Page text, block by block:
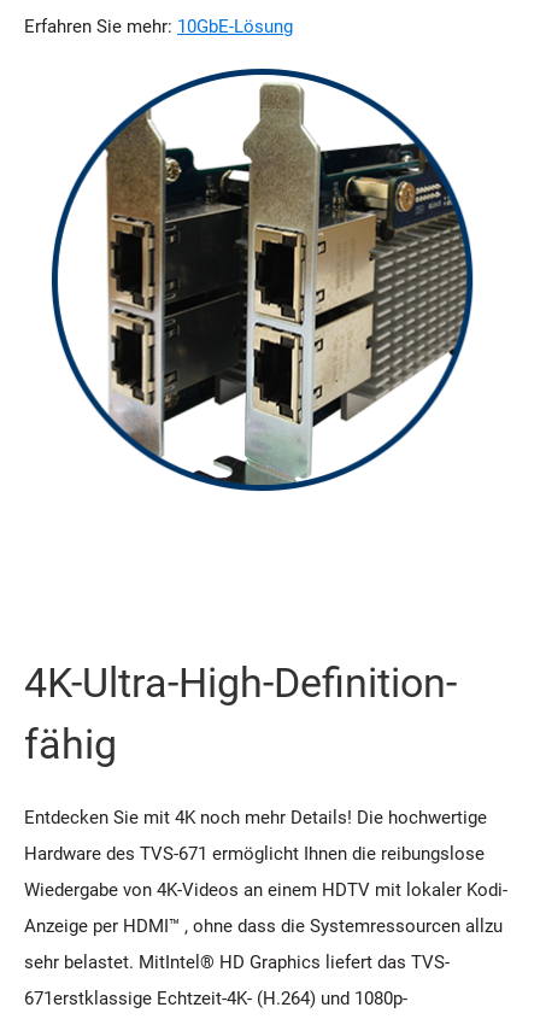
Erfahren Sie mehr: 10GbE-Lösung
4K-Ultra-High-Definition-
fähig
Entdecken Sie mit 4K noch mehr Details! Die hochwertige
Hardware des TVS-671 ermöglicht Ihnen die reibungslose
Wiedergabe von 4K-Videos an einem HDTV mit lokaler Kodi-
Anzeige per HDMI™ , ohne dass die Systemressourcen allzu
sehr belastet. MitIntel® HD Graphics liefert das TVS-
671erstklassige Echtzeit-4K- (H.264) und 1080p-